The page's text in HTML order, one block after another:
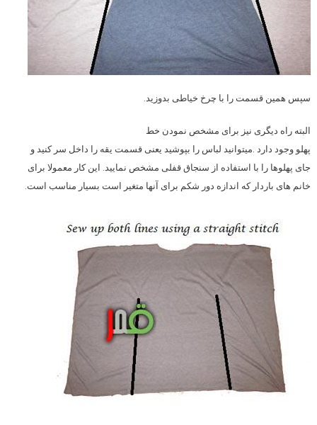
سپس همین قسمت را با چرخ خیاطی بدوزید.
البته راه دیگری نیز برای مشخص نمودن خط
پهلو وجود دارد .میتوانید لباس را بپوشید یعنی قسمت یقه را داخل سر کنید و
جای پهلوها را با استفاده از سنجاق قفلی مشخص نمایید. این کار معمولا برای
خانم های باردار که اندازه دور شکم برای آنها متغیر است بسیار مناسب است.